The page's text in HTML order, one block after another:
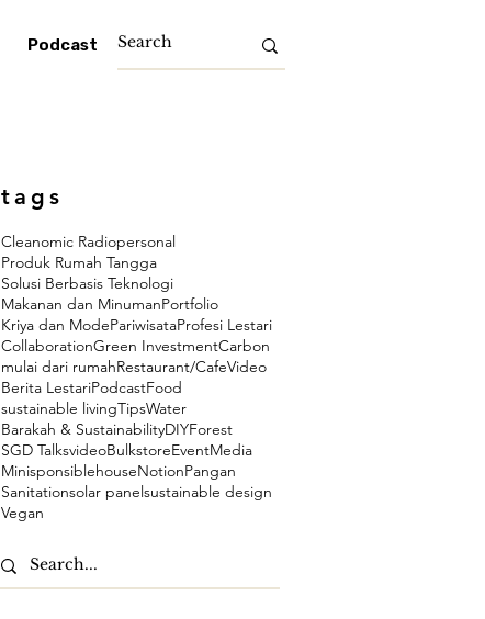
Podcast
tags
Cleanomic Radiopersonal
Produk Rumah Tangga
Solusi Berbasis Teknologi
Makanan dan MinumanPortfolio
Kriya dan ModePariwisataProfesi Lestari
CollaborationGreen InvestmentCarbon
mulai dari rumahRestaurant/CafeVideo
Berita LestariPodcastFood
sustainable livingTipsWater
Barakah & SustainabilityDIYForest
SGD TalksvideoBulkstoreEventMedia
MinisponsiblehouseNotionPangan
Sanitationsolar panelsustainable design
Vegan